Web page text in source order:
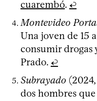
cuarembó. ↩
Montevideo
Una joven de 15
consumir drogas
Prado. ↩
Subrayado
dos hombres